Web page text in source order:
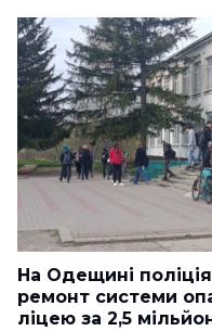
На Одещині
ремонт системи
ліцею за 2,5